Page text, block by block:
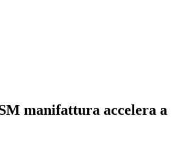
manifattura accelera a